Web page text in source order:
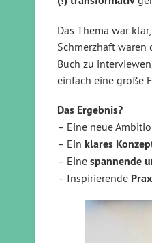
Das Thema war
Schmerzhaft
Buch zu
einfach eine große
Das Ergebnis?
– Eine neue
– Ein klares
– Eine spannende
– Inspirierende